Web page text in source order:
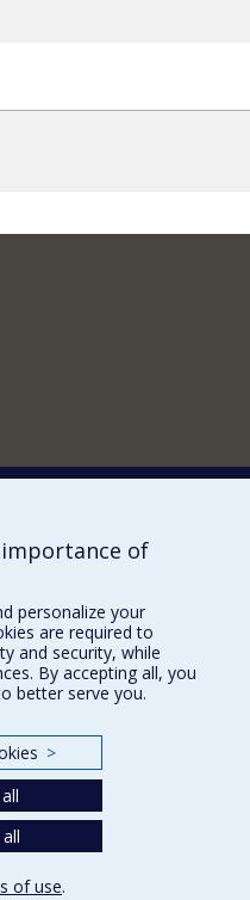
of
personalize your
are required to
and security, while
By accepting all, you
better serve you.
>
of use.